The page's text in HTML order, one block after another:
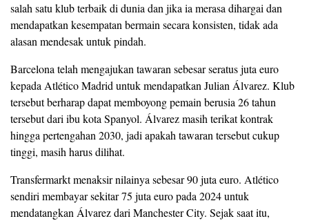
salah satu klub terbaik di dunia dan jika ia merasa dihargai dan
mendapatkan kesempatan bermain secara konsisten, tidak ada
alasan mendesak untuk pindah.
Barcelona telah mengajukan tawaran sebesar seratus juta euro
kepada Atlético Madrid untuk mendapatkan Julian Álvarez. Klub
tersebut berharap dapat memboyong pemain berusia 26 tahun
tersebut dari ibu kota Spanyol. Álvarez masih terikat kontrak
hingga pertengahan 2030, jadi apakah tawaran tersebut cukup
tinggi, masih harus dilihat.
Transfermarkt menaksir nilainya sebesar 90 juta euro. Atlético
sendiri membayar sekitar 75 juta euro pada 2024 untuk
mendatangkan Álvarez dari Manchester City. Sejak saat itu,